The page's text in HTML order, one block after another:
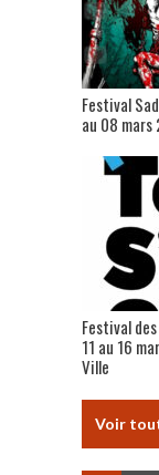
Festival
au 08 mars
Festival
11 au 16
Ville
Voir